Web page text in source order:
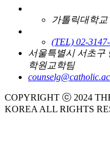
가톨릭대학
(TEL) 02-
서울특별시 서초구
학원교학팀
COPYRIGHT ⓒ 2024
KOREA ALL RIGHTS